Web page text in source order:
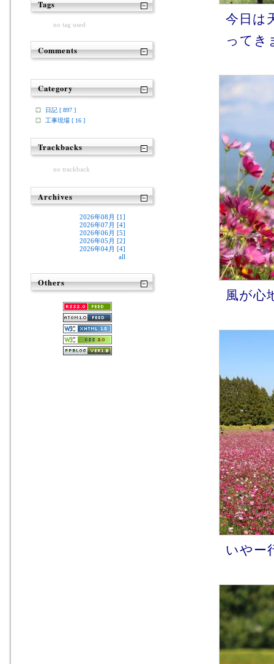
今日は
ってき
風が心
いやー
Tags
no tag used
Comments
Category
日記 [ 897 ]
工事現場 [ 16 ]
Trackbacks
no trackback
Archives
2026年08月 [1]
2026年07月 [4]
2026年06月 [5]
2026年05月 [2]
2026年04月 [4]
all
Others